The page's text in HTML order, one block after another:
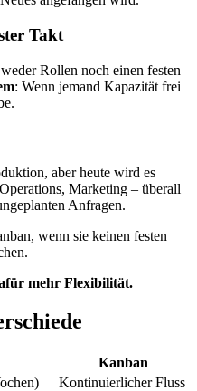
Takt
Rollen noch einen festen
: Wenn jemand Kapazität frei
aber heute wird es
Marketing – überall
Anfragen.
wenn sie keinen festen
mehr Flexibilität.
Kanban
Kontinuierlicher Fluss